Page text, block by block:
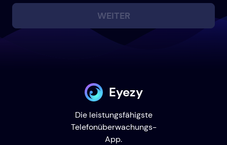
WEITER
Eyezy
Die leistungsfähigste
Telefonüberwachungs-
App.